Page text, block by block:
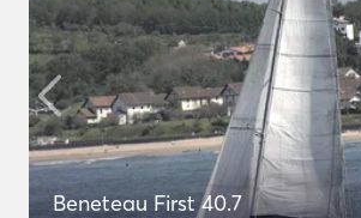
Beneteau First 40.7